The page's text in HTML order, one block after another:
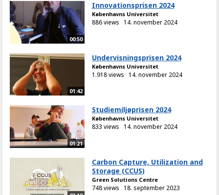
00:50
Innovationsprisen 2024
Københavns Universitet
886 views 14. november 2024
01:42
Undervisningsprisen 2024
Københavns Universitet
1.918 views 14. november 2024
01:21
Studiemiljøprisen 2024
Københavns Universitet
833 views 14. november 2024
Carbon Capture, Utilization and
Storage (CCUS)
Green Solutions Centre
748 views 18. september 2023